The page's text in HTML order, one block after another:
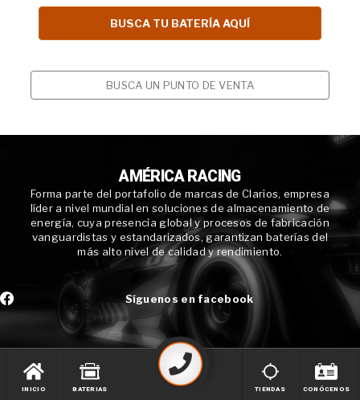
BUSCA UN PUNTO DE VENTA
AMÉRICA RACING
Forma parte del portafolio de marcas de Clarios, empresa
líder a nivel mundial en soluciones de almacenamiento de
energía, cuya presencia global y procesos de fabricación
vanguardistas y estandarizados, garantizan baterías del
más alto nivel de calidad y rendimiento.
Síguenos en facebook
INICIO BATERIAS TIENDAS CONÓCENOS